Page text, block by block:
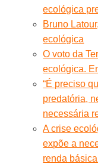
ecológica
Bruno
ecológica
O voto da
ecológica.
“É preciso
predatória,
necessária
A crise
expõe a
renda